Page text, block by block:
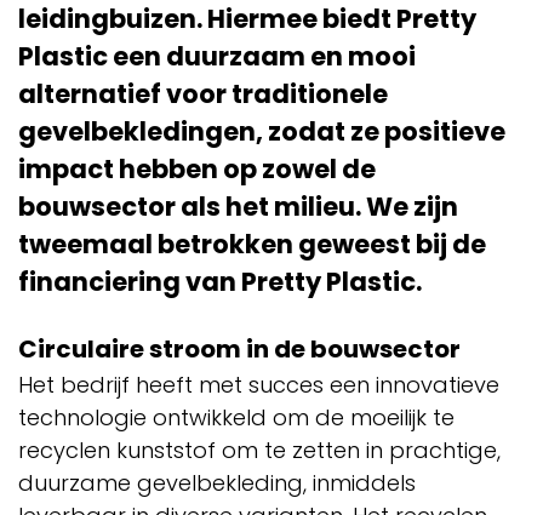
leidingbuizen. Hiermee biedt Pretty
Plastic een duurzaam en mooi
alternatief voor traditionele
gevelbekledingen, zodat ze positieve
impact hebben op zowel de
bouwsector als het milieu. We zijn
tweemaal betrokken geweest bij de
financiering van Pretty Plastic.
Circulaire stroom in de bouwsector
Het bedrijf heeft met succes een innovatieve
technologie ontwikkeld om de moeilijk te
recyclen kunststof om te zetten in prachtige,
duurzame gevelbekleding, inmiddels